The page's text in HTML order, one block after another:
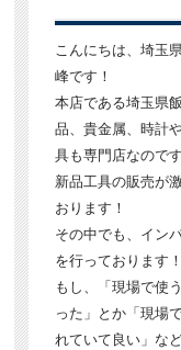
こんにちは、埼玉
峰です！
本店である埼玉県
品、貴金属、時計
具も専門店なのです
新品工具の販売が
おります！
その中でも、イン
を行っております！
もし、「現場で使
った」とか「現場
れていて良い」な